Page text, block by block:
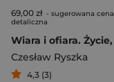
69,00 zł - sugerowana cena
detaliczna
Czesław Ryszka
4,3 (3)